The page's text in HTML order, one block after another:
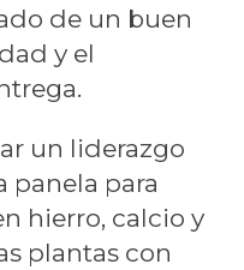
de un buen
y el
un liderazgo
panela para
hierro, calcio y
plantas con